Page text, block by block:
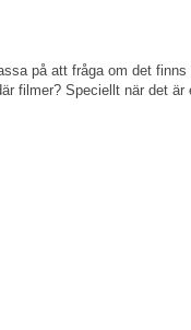
på att fråga om det
filmer? Speciellt när det är